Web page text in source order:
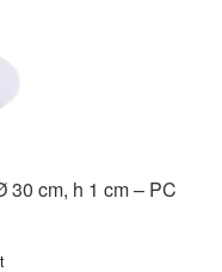
30 cm, h 1 cm – PC